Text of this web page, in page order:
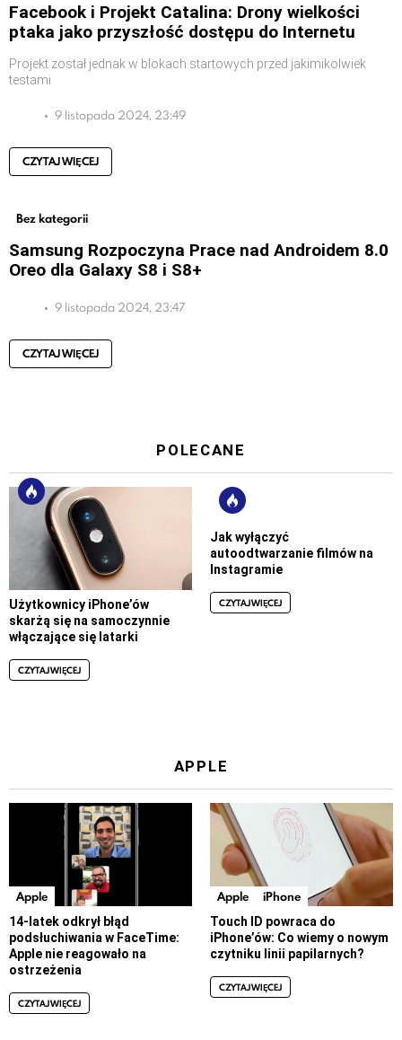
Facebook i Projekt Catalina: Drony wielkości
ptaka jako przyszłość dostępu do Internetu
Projekt został jednak w blokach startowych przed jakimikolwiek
testami
9 listopada 2024, 23:49
CZYTAJ WIĘCEJ
Bez kategorii
Samsung Rozpoczyna Prace nad Androidem 8.0
Oreo dla Galaxy S8 i S8+
9 listopada 2024, 23:47
CZYTAJ WIĘCEJ
POLECANE
Użytkownicy iPhone’ów
skarżą się na samoczynnie
włączające się latarki
CZYTAJ WIĘCEJ
Jak wyłączyć
autoodtwarzanie filmów na
Instagramie
CZYTAJ WIĘCEJ
APPLE
Apple
14-latek odkrył błąd
podsłuchiwania w FaceTime:
Apple nie reagowało na
ostrzeżenia
CZYTAJ WIĘCEJ
Apple iPhone
Touch ID powraca do
iPhone’ów: Co wiemy o nowym
czytniku linii papilarnych?
CZYTAJ WIĘCEJ